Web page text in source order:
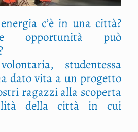
c’è in una città?
opportunità può
studentessa
dato vita a un progetto
ragazzi alla scoperta
della città in cui